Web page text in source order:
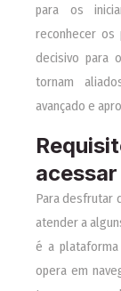
para os
reconhecer
decisivo para
tornam
avançado e
Para desfrutar
atender a
é a
opera em